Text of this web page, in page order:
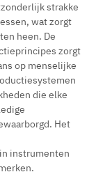
strakke
wat zorgt
heen. De
zorgt
op menselijke
die elke
Het
instrumenten